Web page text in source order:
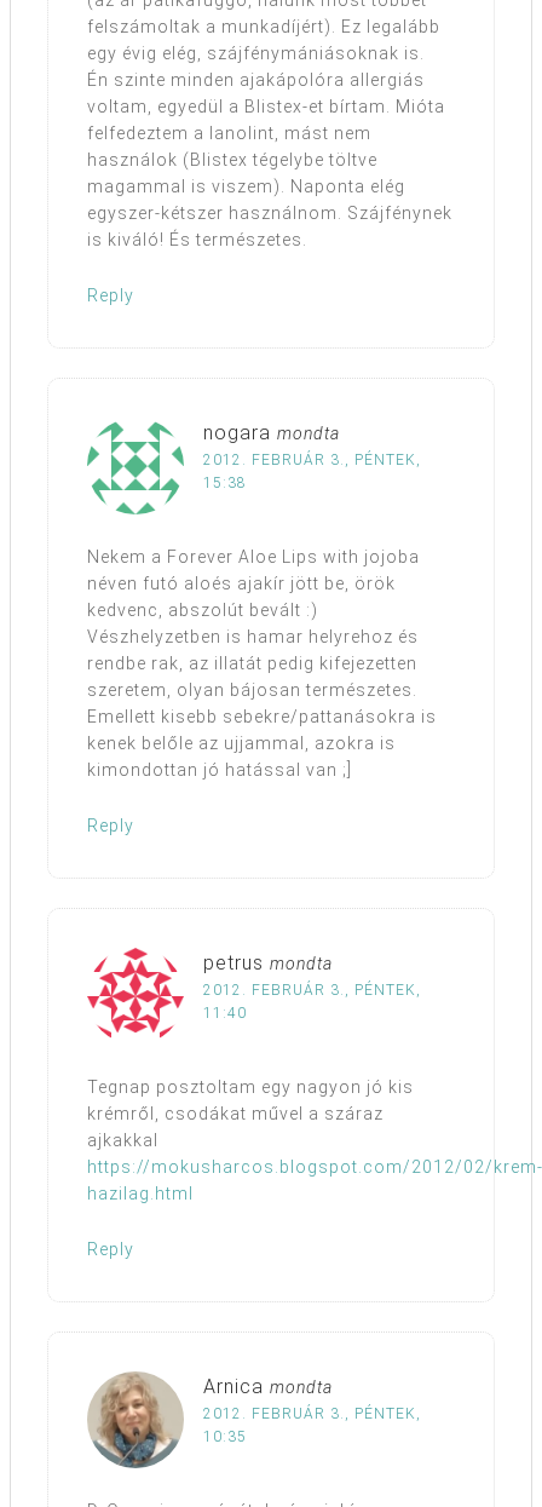
felszámoltak a munkadíjért). Ez legalább
egy évig elég, szájfénymániásoknak is.
Én szinte minden ajakápolóra allergiás
voltam, egyedül a Blistex-et bírtam. Mióta
felfedeztem a lanolint, mást nem
használok (Blistex tégelybe töltve
magammal is viszem). Naponta elég
egyszer-kétszer használnom. Szájfénynek
is kiváló! És természetes.
Reply
nogara mondta
2012. FEBRUÁR 3., PÉNTEK,
15:38
Nekem a Forever Aloe Lips with jojoba
néven futó aloés ajakír jött be, örök
kedvenc, abszolút bevált :)
Vészhelyzetben is hamar helyrehoz és
rendbe rak, az illatát pedig kifejezetten
szeretem, olyan bájosan természetes.
Emellett kisebb sebekre/pattanásokra is
kenek belőle az ujjammal, azokra is
kimondottan jó hatással van ;]
Reply
petrus mondta
2012. FEBRUÁR 3., PÉNTEK,
11:40
Tegnap posztoltam egy nagyon jó kis
krémről, csodákat művel a száraz
ajkakkal
https://mokusharcos.blogspot.com/2012/02/krem-
hazilag.html
Reply
Arnica mondta
2012. FEBRUÁR 3., PÉNTEK,
10:35